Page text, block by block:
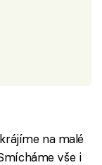
na malé
vše i